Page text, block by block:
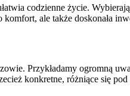
codzienne życie.
ale także doskonała
Przykładamy ogromną
konkretne, różniące się